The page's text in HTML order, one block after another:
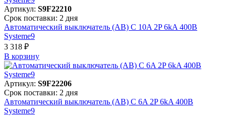
Артикул: S9F22210
Срок поставки: 2 дня
Автоматический выключатель (АВ) C 10A 2P 6kA 400В
Systeme9
3 318 ₽
В корзинy
Артикул: S9F22206
Срок поставки: 2 дня
Автоматический выключатель (АВ) C 6A 2P 6kA 400В
Systeme9